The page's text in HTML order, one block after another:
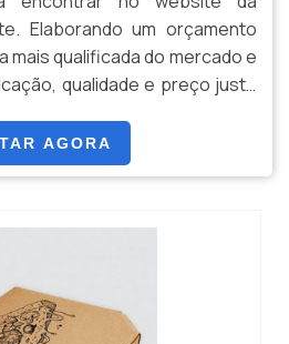
Elaborando um orçamento
mais qualificada do mercado e
qualidade e preço justo
achar caixa de pizza 35 cm
que preza pela
escopo...
AGORA